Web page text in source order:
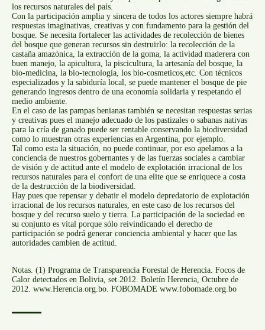
los recursos naturales del país.
Con la participación amplia y sincera de todos los actores siempre habrá
respuestas imaginativas, creativas y con fundamento para la gestión del
bosque. Se necesita fortalecer las actividades de recolección de bienes
del bosque que generan recursos sin destruirlo: la recolección de la
castaña amazónica, la extracción de la goma, la actividad maderera con
buen manejo, la apicultura, la piscicultura, la artesanía del bosque, la
bio-medicina, la bio-tecnología, los bio-cosmeticos,etc. Con técnicos
especializados y la sabiduría local, se puede mantener el bosque de pie
generando ingresos dentro de una economía solidaria y respetando el
medio ambiente.
En el caso de las pampas benianas también se necesitan respuestas serias
y creativas pues el manejo adecuado de los pastizales o sabanas nativas
para la cría de ganado puede ser rentable conservando la biodiversidad
como lo muestran otras experiencias en Argentina, por ejemplo.
Tal como esta la situación, no puede continuar, por eso apelamos a la
conciencia de nuestros gobernantes y de las fuerzas sociales a cambiar
de visión y de actitud ante el modelo de explotación irracional de los
recursos naturales para el confort de una elite que se enriquece a costa
de la destrucción de la biodiversidad.
Hay pues que repensar y debatir el modelo depredatorio de explotación
irracional de los recursos naturales, en este caso de los recursos del
bosque y del recurso suelo y tierra. La participación de la sociedad en
su conjunto es vital porque sólo reivindicando el derecho de
participación se podrá generar conciencia ambiental y hacer que las
autoridades cambien de actitud.
Notas. (1) Programa de Transparencia Forestal de Herencia. Focos de
Calor detectados en Bolivia, set.2012. Boletín Herencia, Octubre de
2012. www.Herencia.org.bo. FOBOMADE www.fobomade.org.bo